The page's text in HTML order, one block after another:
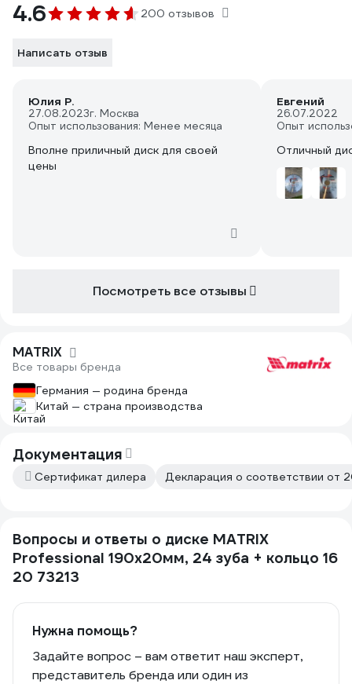
4.6 200 отзывов
Написать отзыв
Юлия Р.
27.08.2023г. Москва
Опыт использования: Менее месяца
Вполне приличный диск для своей
цены
Евгений
26.07.2022
Опыт
Отличный
Посмотреть все отзывы
MATRIX
Все товары бренда
Германия — родина бренда
Китай — страна производства
Документация
Сертификат дилера Декларация о соответствии от
Вопросы и ответы о диске MATRIX
Professional 190x20мм, 24 зуба + кольцо 16
20 73213
Нужна помощь?
Задайте вопрос – вам ответит наш эксперт,
представитель бренда или один из